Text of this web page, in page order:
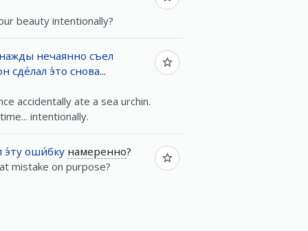
beauty intentionally?
нечаянно съел
сде́лал э́то снова...
accidentally ate a sea urchin.
intentionally.
э́ту оши́бку намеренно?
mistake on purpose?